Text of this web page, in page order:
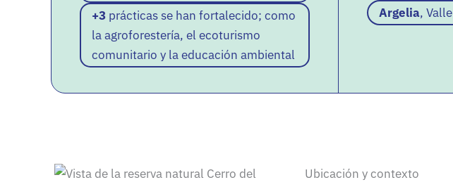
+3 prácticas se han fortalecido; como
la agroforestería, el ecoturismo
comunitario y la educación ambiental
Argelia, Valle
Ubicación y contexto